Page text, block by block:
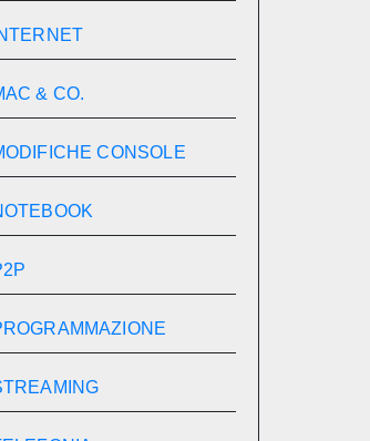
& CO.
CONSOLE